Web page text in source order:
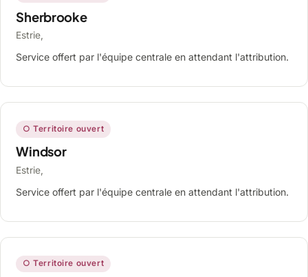
Sherbrooke
Estrie,
Service offert par l'équipe centrale en attendant l'attribution.
○ Territoire ouvert
Windsor
Estrie,
Service offert par l'équipe centrale en attendant l'attribution.
○ Territoire ouvert